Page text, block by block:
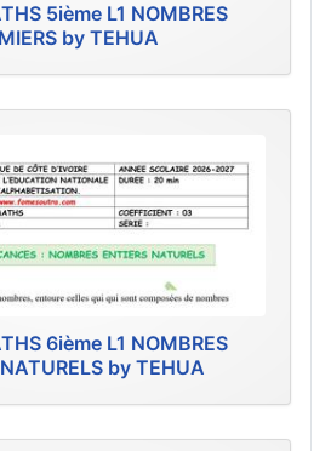
5ième L1 NOMBRES
by TEHUA
6ième L1 NOMBRES
by TEHUA